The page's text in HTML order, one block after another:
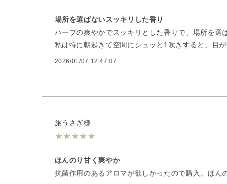
場所を選ばないスッキリした香り
ハーブの爽やかでスッキリとした香りで、場所を選
私は特に朝起きて空間にシュッと1吹きすると、目
2026/01/07 12:47:07
旅うさぎ様
★★★★★
ほんのり甘く爽やか
抗菌作用のあるアロマが欲しかったので購入。ほん